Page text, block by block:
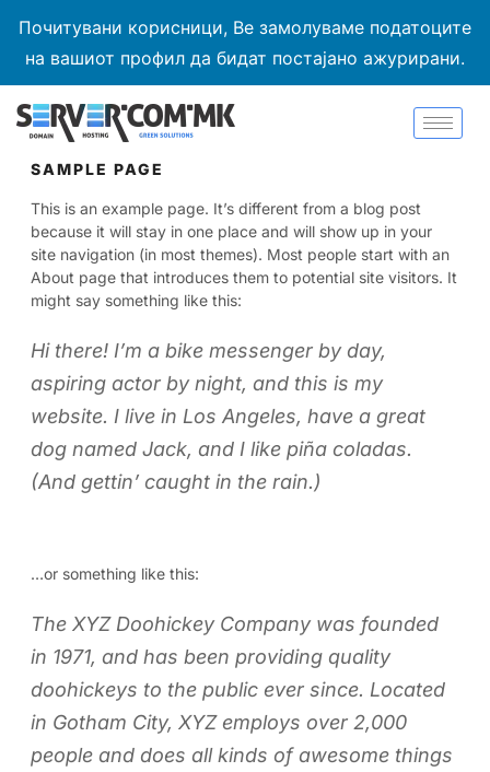
Почитувани корисници, Ве замолуваме податоците
на вашиот профил да бидат постајано ажурирани.
SAMPLE PAGE
This is an example page. It’s different from a blog post
because it will stay in one place and will show up in your
site navigation (in most themes). Most people start with an
About page that introduces them to potential site visitors. It
might say something like this:
Hi there! I’m a bike messenger by day,
aspiring actor by night, and this is my
website. I live in Los Angeles, have a great
dog named Jack, and I like piña coladas.
(And gettin’ caught in the rain.)
…or something like this:
The XYZ Doohickey Company was founded
in 1971, and has been providing quality
doohickeys to the public ever since. Located
in Gotham City, XYZ employs over 2,000
people and does all kinds of awesome things